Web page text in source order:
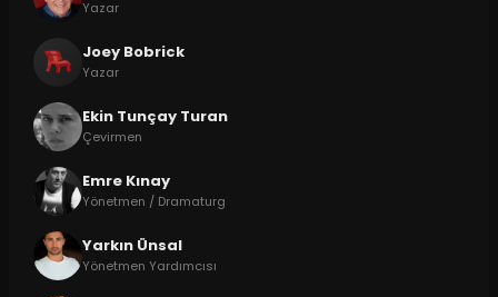
Yazar
Joey Bobrick
Yazar
Ekin Tunçay Turan
Çevirmen
Emre Kınay
Yönetmen / Dramaturg
Yarkın Ünsal
Yönetmen Yardımcısı